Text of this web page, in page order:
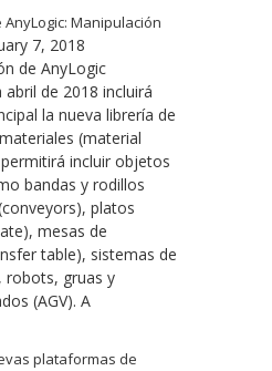
Manipulación
7, 2018
de AnyLogic
de 2018 incluirá
la nueva librería de
(material
incluir objetos
bandas y rodillos
platos
mesas de
table), sistemas de
robots, gruas y
(AGV). A
plataformas de